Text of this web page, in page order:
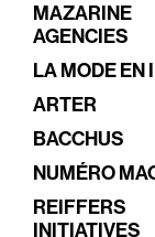
MAZARINE
AGENCIES
LA MODE EN
ARTER
BACCHUS
NUMÉRO
REIFFERS
INITIATIVES